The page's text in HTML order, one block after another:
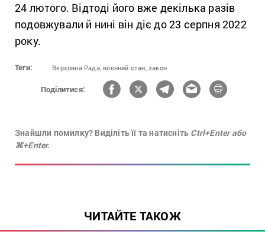
24 лютого. Відтоді його вже декілька разів
подовжували й нині він діє до 23 серпня 2022
року.
Теги: Верховна Рада, воєнний стан, закон
Поділитися:
Знайшли помилку? Виділіть її та натисніть Ctrl+Enter або
⌘+Enter.
ЧИТАЙТЕ ТАКОЖ